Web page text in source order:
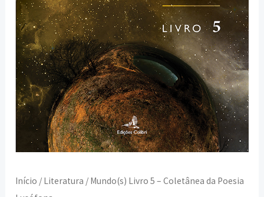
Início / Literatura / Mundo(s) Livro 5 – Coletânea da Poesia